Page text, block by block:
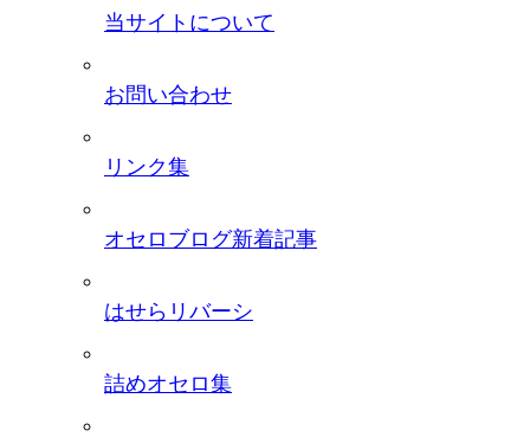
当サイトについて
お問い合わせ
リンク集
オセロブログ新着記事
はせらリバーシ
詰めオセロ集